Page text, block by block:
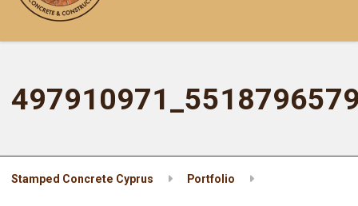
Stamped Concrete Cyprus Portfolio